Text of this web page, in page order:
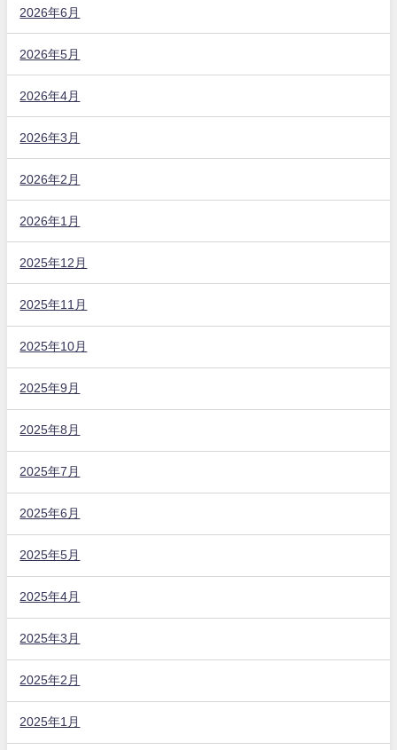
2026年6月
2026年5月
2026年4月
2026年3月
2026年2月
2026年1月
2025年12月
2025年11月
2025年10月
2025年9月
2025年8月
2025年7月
2025年6月
2025年5月
2025年4月
2025年3月
2025年2月
2025年1月